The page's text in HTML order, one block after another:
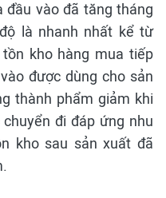
đầu vào đã tăng tháng
là nhanh nhất kể từ
kho hàng mua tiếp
được dùng cho sản
thành phẩm giảm khi
đi đáp ứng nhu
kho sau sản xuất đã